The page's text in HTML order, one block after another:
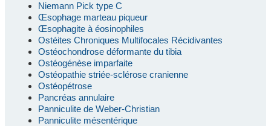
Niemann Pick type C
Œsophage marteau piqueur
Œsophagite à éosinophiles
Ostéites Chroniques Multifocales Récidivantes
Ostéochondrose déformante du tibia
Ostéogénèse imparfaite
Ostéopathie striée-sclérose cranienne
Ostéopétrose
Pancréas annulaire
Panniculite de Weber-Christian
Panniculite mésentérique